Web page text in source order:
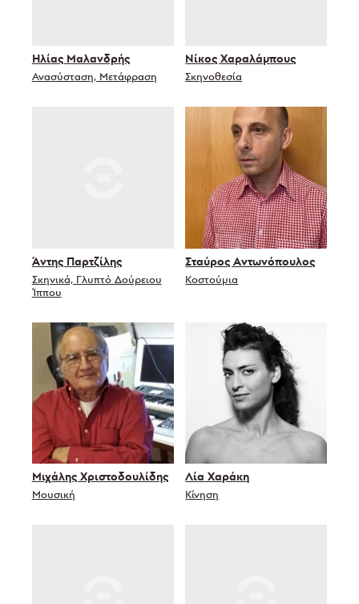
Ηλίας Μαλανδρής
Ανασύσταση, Μετάφραση
Νίκος Χαραλάμπους
Σκηνοθεσία
Άντης Παρτζίλης
Σκηνικά, Γλυπτό Δούρειου
Ίππου
Σταύρος Αντωνόπουλος
Κοστούμια
Μιχάλης Χριστοδουλίδης
Μουσική
Λία Χαράκη
Κίνηση